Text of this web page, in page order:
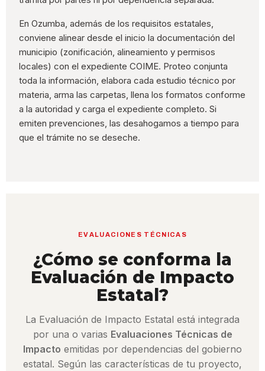
En Ozumba, además de los requisitos estatales,
conviene alinear desde el inicio la documentación del
municipio (zonificación, alineamiento y permisos
locales) con el expediente COIME. Proteo conjunta
toda la información, elabora cada estudio técnico por
materia, arma las carpetas, llena los formatos conforme
a la autoridad y carga el expediente completo. Si
emiten prevenciones, las desahogamos a tiempo para
que el trámite no se deseche.
EVALUACIONES TÉCNICAS
¿Cómo se conforma la
Evaluación de Impacto
Estatal?
La Evaluación de Impacto Estatal está integrada
por una o varias Evaluaciones Técnicas de
Impacto emitidas por dependencias del gobierno
estatal. Según las características de tu proyecto,